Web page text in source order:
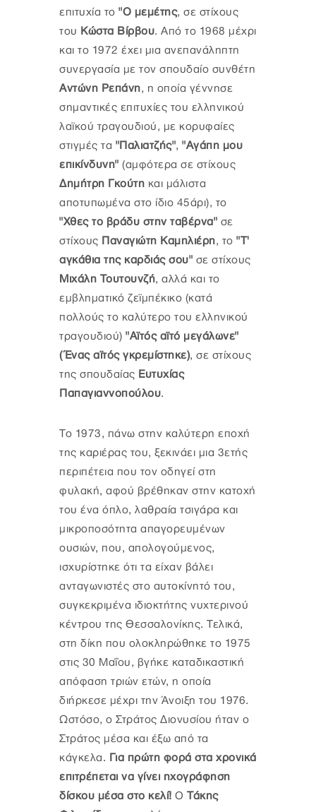
επιτυχία το "Ο μεμέτης, σε στίχους
του Κώστα Βίρβου. Από το 1968 μέχρι
και το 1972 έχει μια ανεπανάληπτη
συνεργασία με τον σπουδαίο συνθέτη
Αντώνη Ρεπάνη, η οποία γέννησε
σημαντικές επιτυχίες του ελληνικού
λαϊκού τραγουδιού, με κορυφαίες
στιγμές τα "Παλιατζής", "Αγάπη μου
επικίνδυνη" (αμφότερα σε στίχους
Δημήτρη Γκούτη και μάλιστα
αποτυπωμένα στο ίδιο 45άρι), το
"Χθες το βράδυ στην ταβέρνα" σε
στίχους Παναγιώτη Καμηλιέρη, το "Τ'
αγκάθια της καρδιάς σου" σε στίχους
Μιχάλη Τουτουνζή, αλλά και το
εμβληματικό ζεϊμπέκικο (κατά
πολλούς το καλύτερο του ελληνικού
τραγουδιού) "Αϊτός αϊτό μεγάλωνε"
(Ένας αϊτός γκρεμίστηκε), σε στίχους
της σπουδαίας Ευτυχίας
Παπαγιαννοπούλου.
Το 1973, πάνω στην καλύτερη εποχή
της καριέρας του, ξεκινάει μια 3ετής
περιπέτεια που τον οδηγεί στη
φυλακή, αφού βρέθηκαν στην κατοχή
του ένα όπλο, λαθραία τσιγάρα και
μικροποσότητα απαγορευμένων
ουσιών, που, απολογούμενος,
ισχυρίστηκε ότι τα είχαν βάλει
ανταγωνιστές στο αυτοκίνητό του,
συγκεκριμένα ιδιοκτήτης νυχτερινού
κέντρου της Θεσσαλονίκης. Τελικά,
στη δίκη που ολοκληρώθηκε το 1975
στις 30 Μαΐου, βγήκε καταδικαστική
απόφαση τριών ετών, η οποία
διήρκεσε μέχρι την Άνοιξη του 1976.
Ωστόσο, ο Στράτος Διονυσίου ήταν ο
Στράτος μέσα και έξω από τα
κάγκελα. Για πρώτη φορά στα χρονικά
επιτρέπεται να γίνει ηχογράφηση
δίσκου μέσα στο κελί! Ο Τάκης